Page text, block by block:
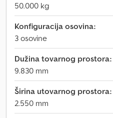
50.000 kg
Konfiguracija osovina:
3 osovine
Dužina tovarnog prostora:
9.830 mm
Širina utovarnog prostora:
2.550 mm